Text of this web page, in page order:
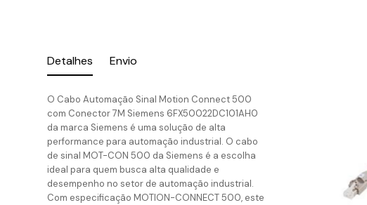
Detalhes Envio
O Cabo Automação Sinal Motion Connect 500
com Conector 7M Siemens 6FX50022DC101AH0
da marca Siemens é uma solução de alta
performance para automação industrial. O cabo
de sinal MOT-CON 500 da Siemens é a escolha
ideal para quem busca alta qualidade e
desempenho no setor de automação industrial.
Com especificação MOTION-CONNECT 500, este